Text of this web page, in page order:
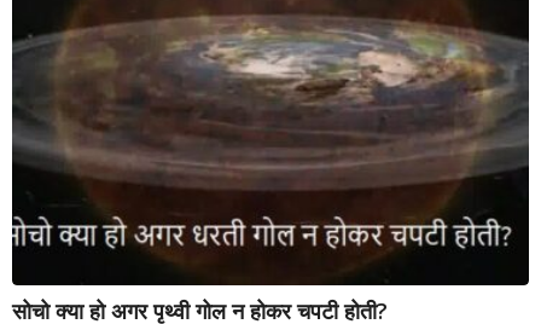
g
o
सोचो क्या हो अगर पृथ्वी गोल न होकर चपटी होती?